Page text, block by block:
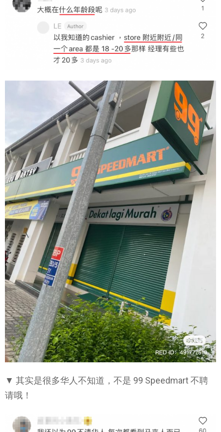
▼ 其实是很多华人不知道，不是 99 Speedmart 不聘
请哦！